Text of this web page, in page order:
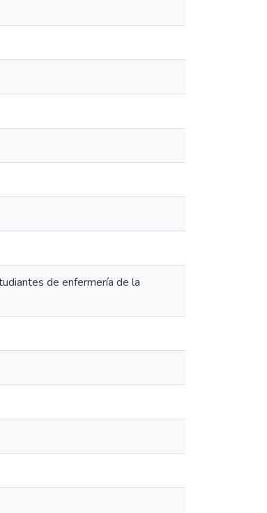
de enfermería de la